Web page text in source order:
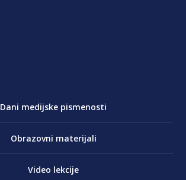
Dani medijske pismenosti
Obrazovni materijali
Video lekcije